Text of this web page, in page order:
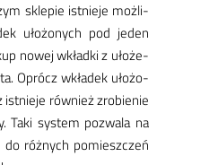
skle­pie ist­nie­je moż­li­
uło­żo­nych pod je­den
no­wej wkład­ki z uło­że­
Oprócz wkła­dek uło­żo­
ist­nie­je rów­nież zro­bie­nie
Ta­ki sys­tem po­zwa­la na
róż­nych po­miesz­czeń